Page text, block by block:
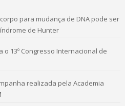
para mudança de DNA pode ser
de Hunter
13º Congresso Internacional de
realizada pela Academia